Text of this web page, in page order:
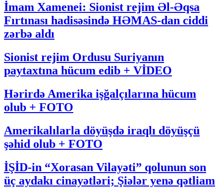
İmam Xamenei: Sionist rejim Əl-Əqsa
Fırtınası hadisəsində HƏMAS-dan ciddi
zərbə aldı
Sionist rejim Ordusu Suriyanın
paytaxtına hücum edib + VİDEO
Hərirdə Amerika işğalçılarına hücum
olub + FOTO
Amerikalılarla döyüşdə iraqlı döyüşçü
şəhid olub + FOTO
İŞİD-in “Xorasan Vilayəti” qolunun son
üç aydakı cinayətləri; Şiələr yenə qətliam